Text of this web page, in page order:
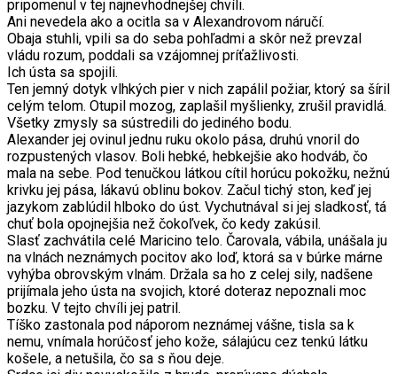
pripomenul v tej najnevhodnejšej chvíli.
Ani nevedela ako a ocitla sa v Alexandrovom náručí.
Obaja stuhli, vpili sa do seba pohľadmi a skôr než prevzal
vládu rozum, poddali sa vzájomnej príťažlivosti.
Ich ústa sa spojili.
Ten jemný dotyk vlhkých pier v nich zapálil požiar, ktorý sa šíril
celým telom. Otupil mozog, zaplašil myšlienky, zrušil pravidlá.
Všetky zmysly sa sústredili do jediného bodu.
Alexander jej ovinul jednu ruku okolo pása, druhú vnoril do
rozpustených vlasov. Boli hebké, hebkejšie ako hodváb, čo
mala na sebe. Pod tenučkou látkou cítil horúcu pokožku, nežnú
krivku jej pása, lákavú oblinu bokov. Začul tichý ston, keď jej
jazykom zablúdil hlboko do úst. Vychutnával si jej sladkosť, tá
chuť bola opojnejšia než čokoľvek, čo kedy zakúsil.
Slasť zachvátila celé Maricino telo. Čarovala, vábila, unášala ju
na vlnách neznámych pocitov ako loď, ktorá sa v búrke márne
vyhýba obrovským vlnám. Držala sa ho z celej sily, nadšene
prijímala jeho ústa na svojich, ktoré doteraz nepoznali moc
bozku. V tejto chvíli jej patril.
Tíško zastonala pod náporom neznámej vášne, tisla sa k
nemu, vnímala horúčosť jeho kože, sálajúcu cez tenkú látku
košele, a netušila, čo sa s ňou deje.